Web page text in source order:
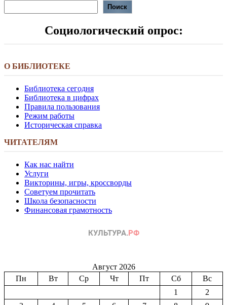
Поиск
Социологический опрос:
О БИБЛИОТЕКЕ
Библиотека сегодня
Библиотека в цифрах
Правила пользования
Режим работы
Историческая справка
ЧИТАТЕЛЯМ
Как нас найти
Услуги
Викторины, игры, кроссворды
Советуем прочитать
Школа безопасности
Финансовая грамотность
Август 2026
Пн
Вт Ср Чт Пт Сб
Вс
1
2